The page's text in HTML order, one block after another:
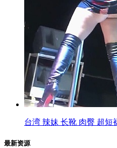
台湾 辣妹 长靴 肉臀 超短
最新资源